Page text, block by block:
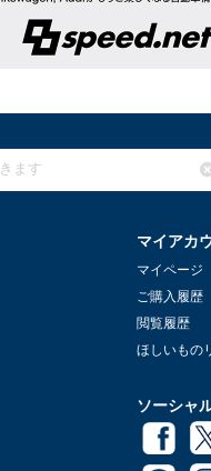
マイアカ
マイページ
ご購入履歴
閲覧履歴
ほしいもの
ソーシャ